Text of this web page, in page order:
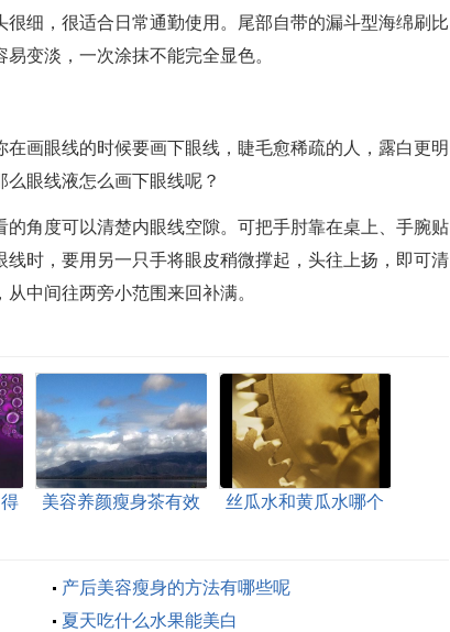
细，很适合日常通勤使用。尾部自带的漏斗型海绵刷比
变淡，一次涂抹不能完全显色。
画眼线的时候要画下眼线，睫毛愈稀疏的人，露白更明
眼线液怎么画下眼线呢？
角度可以清楚内眼线空隙。可把手肘靠在桌上、手腕贴
时，要用另一只手将眼皮稍微撑起，头往上扬，即可清
中间往两旁小范围来回补满。
美容养颜瘦身茶有效
丝瓜水和黄瓜水哪个
产后美容瘦身的方法有哪些呢
夏天吃什么水果能美白